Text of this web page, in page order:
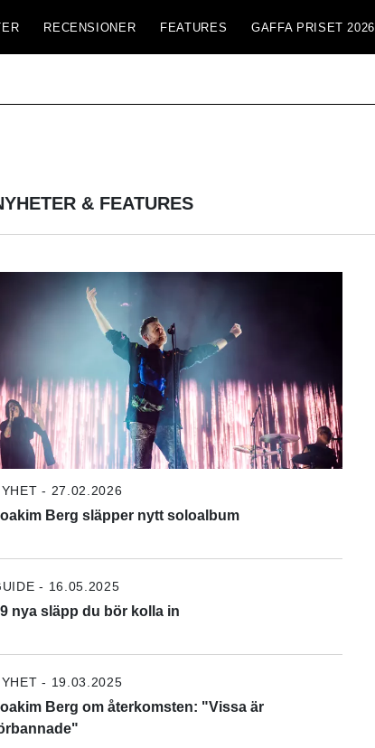
RECENSIONER FEATURES GAFFA PRISET 2026
& FEATURES
- 27.02.2026
Berg släpper nytt soloalbum
- 16.05.2025
nya släpp du bör kolla in
- 19.03.2025
Berg om återkomsten: "Vissa är